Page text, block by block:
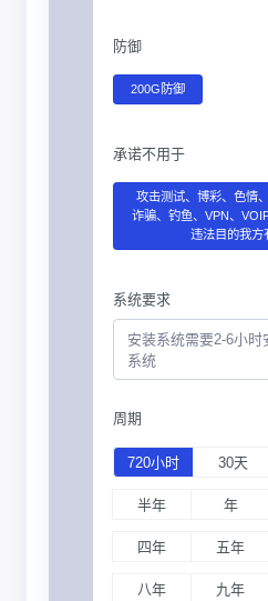
防御
200G防御
承诺不用于
攻击测试、博彩、色情
诈骗、钓鱼、VPN、VOIP
违法目的我方
系统要求
周期
720小时 30天
半年 年
四年 五年
八年 九年